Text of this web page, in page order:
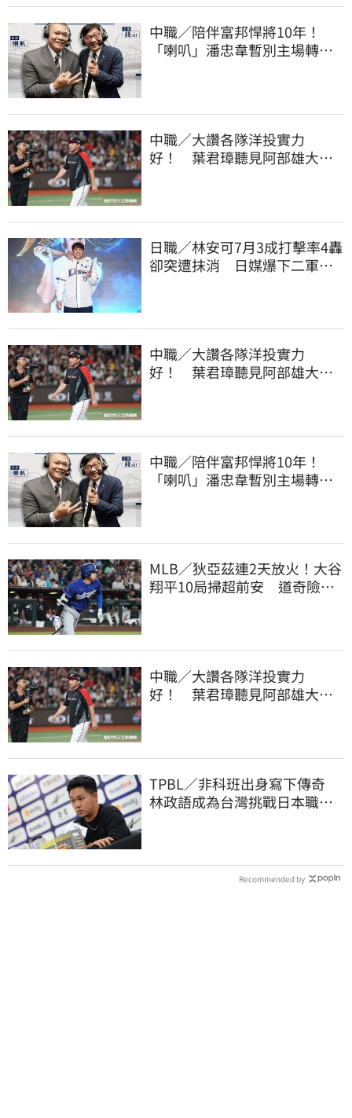
中職／陪伴富邦悍將10年！
「喇叭」潘忠韋暫別主場轉
中職／大讚各隊洋投實力
好！ 葉君璋聽見阿部雄大被
日職／林安可7月3成打擊率4轟
卻突遭抹消 日媒爆下二軍背
中職／大讚各隊洋投實力
好！ 葉君璋聽見阿部雄大被
中職／陪伴富邦悍將10年！
「喇叭」潘忠韋暫別主場轉
MLB／狄亞茲連2天放火！大谷
翔平10局掃超前安 道奇險逃9
中職／大讚各隊洋投實力
好！ 葉君璋聽見阿部雄大被
TPBL／非科班出身寫下傳奇
林政語成為台灣挑戰日本職籃
Recommended by